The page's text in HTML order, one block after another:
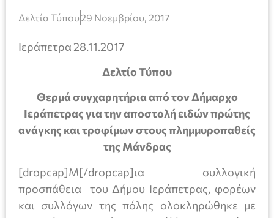
Δελτία Τύπου 29 Νοεμβρίου, 2017
Ιεράπετρα 28.11.2017
Δελτίο Τύπου
Θερμά συγχαρητήρια από τον Δήμαρχο
Ιεράπετρας για την αποστολή ειδών πρώτης
ανάγκης και τροφίμων στους πλημμυροπαθείς
της Μάνδρας
[dropcap]Μ[/dropcap]ια συλλογική
προσπάθεια του Δήμου Ιεράπετρας, φορέων
και συλλόγων της πόλης ολοκληρώθηκε με